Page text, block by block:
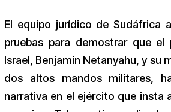
El equipo jurídico de Sudáfrica
pruebas para demostrar que el
Israel, Benjamín Netanyahu, y su
dos altos mandos militares,
narrativa en el ejército que insta